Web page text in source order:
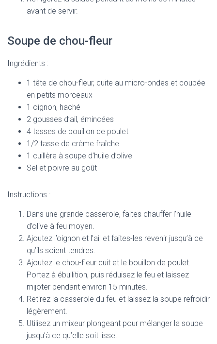
avant de servir.
Soupe de chou-fleur
Ingrédients :
1 tête de chou-fleur, cuite au micro-ondes et coupée
en petits morceaux
1 oignon, haché
2 gousses d’ail, émincées
4 tasses de bouillon de poulet
1/2 tasse de crème fraîche
1 cuillère à soupe d’huile d’olive
Sel et poivre au goût
Instructions :
Dans une grande casserole, faites chauffer l’huile
d’olive à feu moyen.
Ajoutez l’oignon et l’ail et faites-les revenir jusqu’à ce
qu’ils soient tendres.
Ajoutez le chou-fleur cuit et le bouillon de poulet.
Portez à ébullition, puis réduisez le feu et laissez
mijoter pendant environ 15 minutes.
Retirez la casserole du feu et laissez la soupe refroidir
légèrement.
Utilisez un mixeur plongeant pour mélanger la soupe
jusqu’à ce qu’elle soit lisse.